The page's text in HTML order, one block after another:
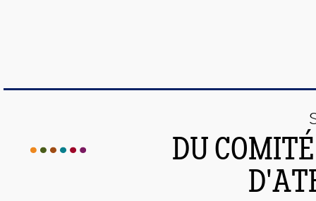
DU